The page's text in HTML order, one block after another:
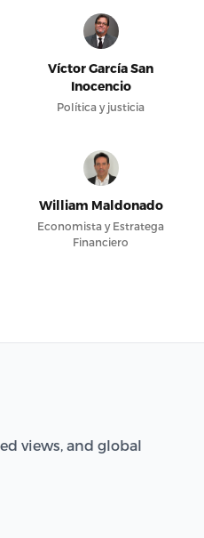
Víctor García San
Inocencio
Política y justicia
William Maldonado
Economista y Estratega
Financiero
views, and global